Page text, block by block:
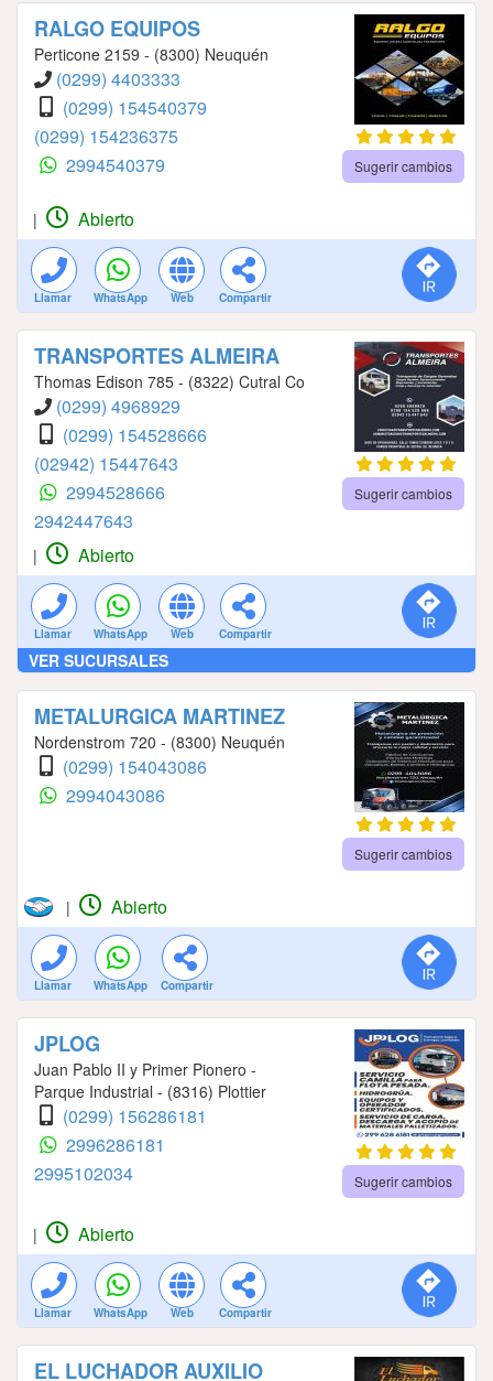
RALGO EQUIPOS
Perticone 2159 - (8300) Neuquén
(0299) 4403333
(0299) 154540379
(0299) 154236375
2994540379
Sugerir cambios
| Abierto
Llamar WhatsApp Web Compartir
TRANSPORTES ALMEIRA
Thomas Edison 785 - (8322) Cutral Co
(0299) 4968929
(0299) 154528666
(02942) 15447643
2994528666
2942447643
Sugerir cambios
| Abierto
Llamar WhatsApp Web Compartir
VER SUCURSALES
METALURGICA MARTINEZ
Nordenstrom 720 - (8300) Neuquén
(0299) 154043086
2994043086
Sugerir cambios
| Abierto
Llamar WhatsApp Compartir
JPLOG
Juan Pablo II y Primer Pionero -
Parque Industrial - (8316) Plottier
(0299) 156286181
2996286181
2995102034
Sugerir cambios
| Abierto
Llamar WhatsApp Web Compartir
EL LUCHADOR AUXILIO